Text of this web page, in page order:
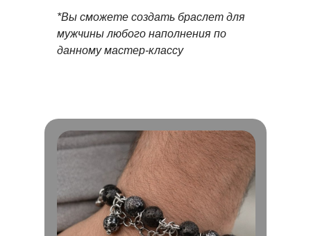
*Вы сможете создать браслет для
мужчины любого наполнения по
данному мастер-классу